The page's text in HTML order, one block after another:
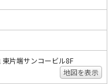
片端サンコービル8F
地図を表示